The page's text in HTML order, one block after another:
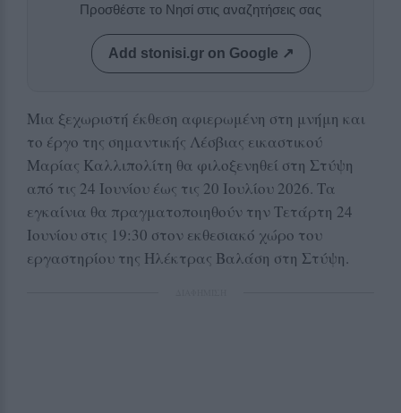
Προσθέστε το Νησί στις αναζητήσεις σας
Add stonisi.gr on Google ↗
Μια ξεχωριστή έκθεση αφιερωμένη στη μνήμη και
το έργο της σημαντικής Λέσβιας εικαστικού
Μαρίας Καλλιπολίτη θα φιλοξενηθεί στη Στύψη
από τις 24 Ιουνίου έως τις 20 Ιουλίου 2026. Τα
εγκαίνια θα πραγματοποιηθούν την Τετάρτη 24
Ιουνίου στις 19:30 στον εκθεσιακό χώρο του
εργαστηρίου της Ηλέκτρας Βαλάση στη Στύψη.